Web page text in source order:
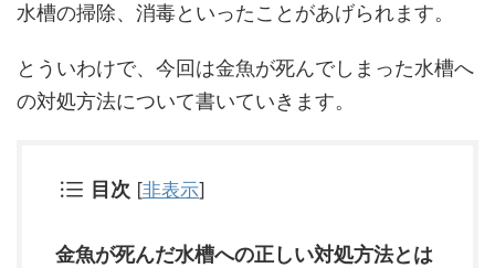
水槽の掃除、消毒といったことがあげられます。
とういわけで、今回は金魚が死んでしまった水槽へ
の対処方法について書いていきます。
目次 [非表示]
金魚が死んだ水槽への正しい対処方法とは